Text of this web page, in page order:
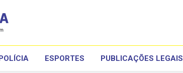
ESPORTES PUBLICAÇÕES LEGAIS